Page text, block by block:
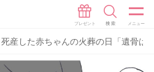
死産した赤ちゃんの火葬の日「遺骨は